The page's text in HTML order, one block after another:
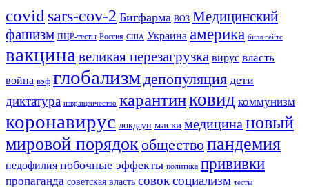
covid sars-cov-2 Бигфарма ВОЗ Медицинский
фашизм ПЦР-тесты Россия США Украина америка билл гейтс
вакцина великая перезагрузка вирус власть
война вэф глобализмдепопуляция дети
диктатура извращенчество карантинковид коммунизм
коронавирус локдаун маски медицина новый
мировой порядок обществопандемия
педофилия побочные эффекты политика прививки
пропаганда советская власть совоксоциализм тесты